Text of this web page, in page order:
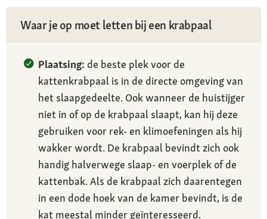
Waar je op moet letten bij een krabpaal
Plaatsing: de beste plek voor de
kattenkrabpaal is in de directe omgeving van
het slaapgedeelte. Ook wanneer de huistijger
niet in of op de krabpaal slaapt, kan hij deze
gebruiken voor rek- en klimoefeningen als hij
wakker wordt. De krabpaal bevindt zich ook
handig halverwege slaap- en voerplek of de
kattenbak. Als de krabpaal zich daarentegen
in een dode hoek van de kamer bevindt, is de
kat meestal minder geïnteresseerd.